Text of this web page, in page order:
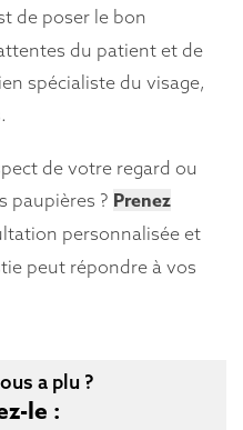
de poser le bon
du patient et de
spécialiste du visage,
de votre regard ou
paupières ? Prenez
personnalisée et
peut répondre à vos
a plu ?
le :